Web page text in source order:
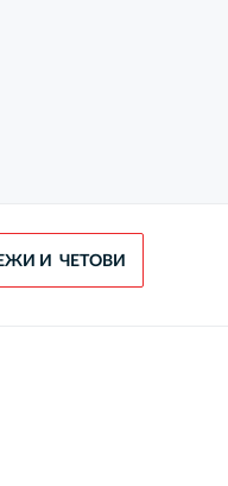
И ЧЕТОВИ